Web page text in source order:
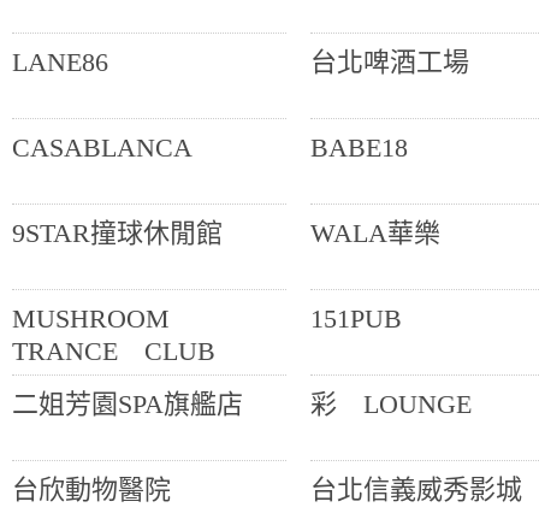
LANE86 台北啤酒工場
CASABLANCA BABE18
9STAR撞球休閒館 WALA華樂
MUSHROOM
TRANCE CLUB
151PUB
二姐芳園SPA旗艦店 彩 LOUNGE
台欣動物醫院 台北信義威秀影城